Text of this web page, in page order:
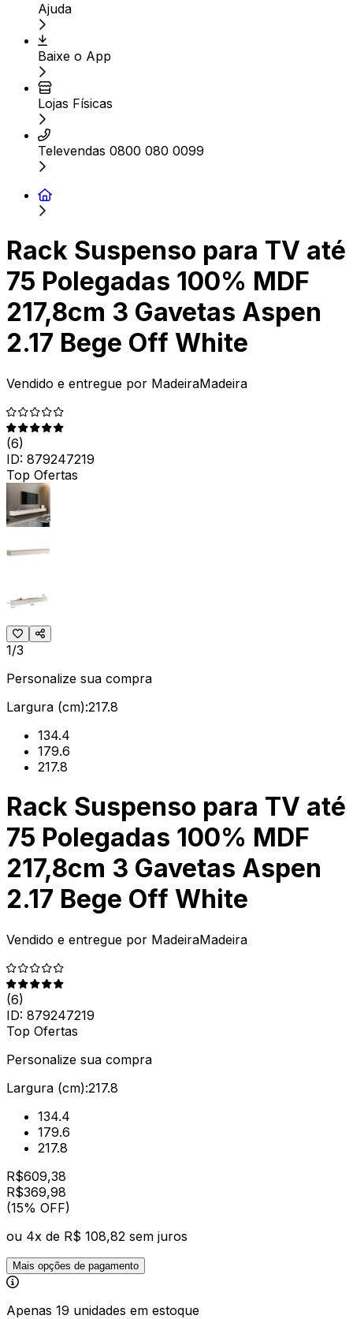
Ajuda
Baixe o App
Lojas Físicas
Televendas 0800 080 0099
Rack Suspenso para TV até
75 Polegadas 100% MDF
217,8cm 3 Gavetas Aspen
2.17 Bege Off White
Vendido e entregue por MadeiraMadeira
(6)
ID: 879247219
Top Ofertas
1/3
Personalize sua compra
Largura (cm):217.8
134.4
179.6
217.8
Rack Suspenso para TV até
75 Polegadas 100% MDF
217,8cm 3 Gavetas Aspen
2.17 Bege Off White
Vendido e entregue por MadeiraMadeira
(6)
ID: 879247219
Top Ofertas
Personalize sua compra
Largura (cm):217.8
134.4
179.6
217.8
R$609,38
R$369,98
(15% OFF)
ou 4x de R$ 108,82 sem juros
Mais opções de pagamento
Apenas 19 unidades em estoque